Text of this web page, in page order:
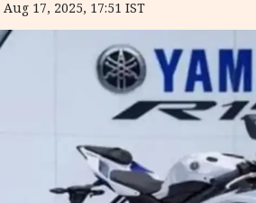
Aug 17, 2025, 17:51 IST